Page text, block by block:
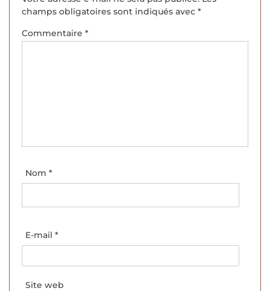
champs obligatoires sont indiqués avec *
Commentaire *
Nom *
E-mail *
Site web